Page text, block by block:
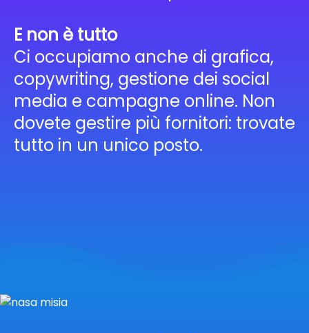
E non è tutto
Ci occupiamo anche di grafica,
copywriting, gestione dei social
media e campagne online. Non
dovete gestire più fornitori: trovate
tutto in un unico posto.